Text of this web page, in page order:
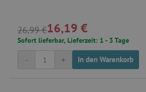
26,99 €16,19 €
Sofort lieferbar, Lieferzeit: 1 - 3 Tage
+
- In den Warenkorb